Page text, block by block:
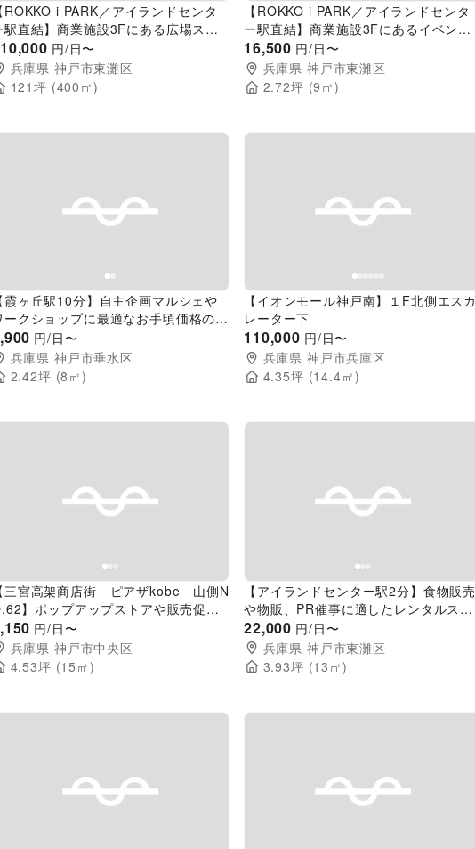
ROKKO i PARK／アイランドセンタ
駅直結】商業施設3Fにある広場スペ
ス｜物販やプロモーション催事に最適
円/日〜
兵庫県 神戸市東灘区
121坪 (400 ㎡)
【ROKKO i PARK／アイランドセンタ
ー駅直結】商業施設3Fにあるイベント
スペース｜物販やプロモーション催事に
最適
16,500 円/日〜
兵庫県 神戸市東灘区
2.72坪 (9 ㎡)
Previous slide
霞ヶ丘駅10分】自主企画マルシェや
ークショップに最適なお手頃価格のレ
タルスペース「Work2」／敷地全体の
切イベント開催も可能！
円/日〜
兵庫県 神戸市垂水区
2.42坪 (8 ㎡)
Previous slide
【イオンモール神戸南】１F北側エスカ
レーター下
110,000 円/日〜
兵庫県 神戸市兵庫区
4.35坪 (14.4㎡)
Previous slide
三宮高架商店街 ピアザkobe 山側N
】ポップアップストアや販売促進
ベントに最適な高架下商店街内のイベ
トスペース
円/日〜
兵庫県 神戸市中央区
4.53坪 (15 ㎡)
Previous slide
【アイランドセンター駅2分】食物販売
や物販、PR催事に適したレンタルスペ
ース
22,000 円/日〜
兵庫県 神戸市東灘区
3.93坪 (13 ㎡)
Previous slide Previous slide